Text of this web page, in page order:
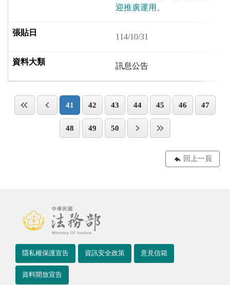
迎推廣運用。
114/10/31
訊息公告
41 42 43 44 45 46 47
48 49 50
回上一頁
隱私權保護宣告 資訊安全政策 意見信箱
資料開放宣告